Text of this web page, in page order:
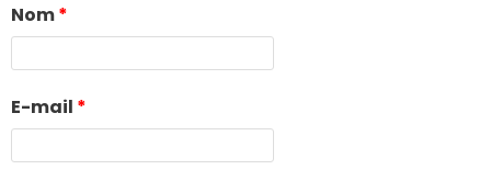
Nom*
E-mail *